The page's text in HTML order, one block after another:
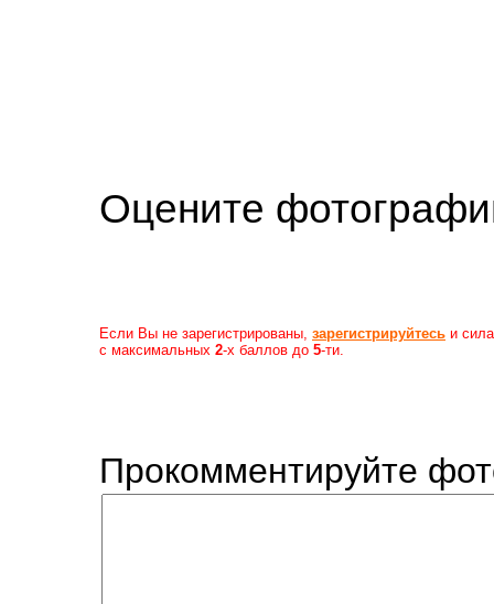
Оцените
Если Вы не зарегистрированы, зарегистрируйтесь и
с максимальных 2-х баллов до 5-ти.
Прокомментируйте